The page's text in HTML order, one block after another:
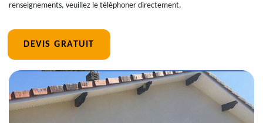
renseignements, veuillez le téléphoner directement.
DEVIS GRATUIT